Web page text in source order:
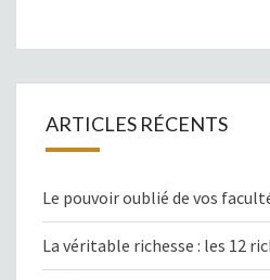
ARTICLES RÉCENTS
Le pouvoir oublié de vos
La véritable richesse : les 12